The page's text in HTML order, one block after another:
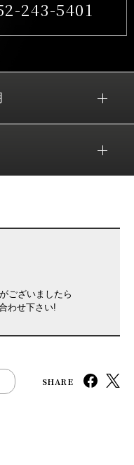
243-5401
ございましたら
わせ下さい!
SHARE